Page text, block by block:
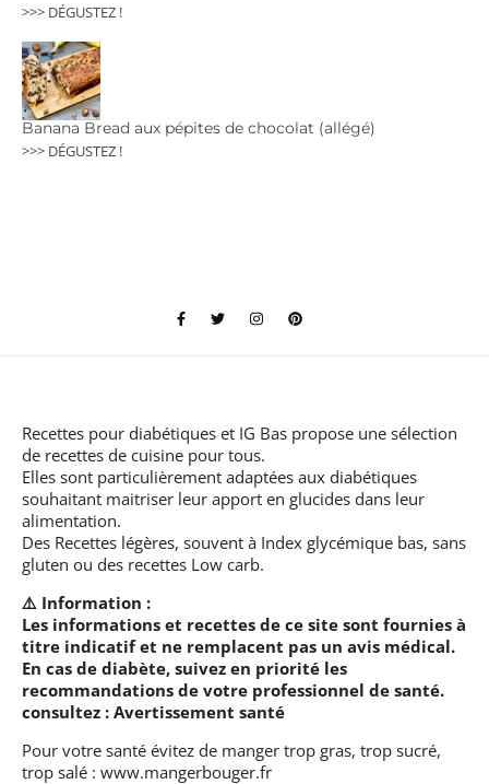
>>> DÉGUSTEZ !
Banana Bread aux pépites de chocolat (allégé)
>>> DÉGUSTEZ !
Recettes pour diabétiques et IG Bas propose une sélection
de recettes de cuisine pour tous.
Elles sont particulièrement adaptées aux diabétiques
souhaitant maitriser leur apport en glucides dans leur
alimentation.
Des Recettes légères, souvent à Index glycémique bas, sans
gluten ou des recettes Low carb.
⚠️ Information :
Les informations et recettes de ce site sont fournies à
titre indicatif et ne remplacent pas un avis médical.
En cas de diabète, suivez en priorité les
recommandations de votre professionnel de santé.
consultez : Avertissement santé
Pour votre santé évitez de manger trop gras, trop sucré,
trop salé : www.mangerbouger.fr